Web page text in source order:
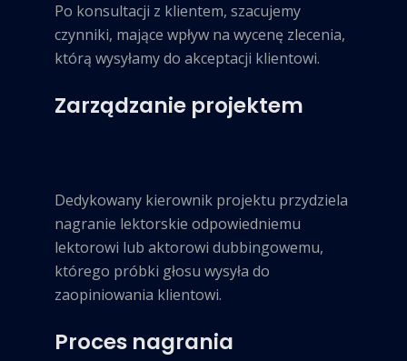
Po konsultacji z klientem, szacujemy
czynniki, mające wpływ na wycenę zlecenia,
którą wysyłamy do akceptacji klientowi.
Zarządzanie projektem
Dedykowany kierownik projektu przydziela
nagranie lektorskie odpowiedniemu
lektorowi lub aktorowi dubbingowemu,
którego próbki głosu wysyła do
zaopiniowania klientowi.
Proces nagrania